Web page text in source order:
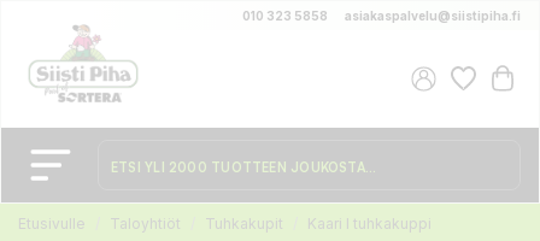
010 323 5858 asiakaspalvelu@siistipiha.fi
Etusivulle Taloyhtiöt Tuhkakupit Kaari I tuhkakuppi